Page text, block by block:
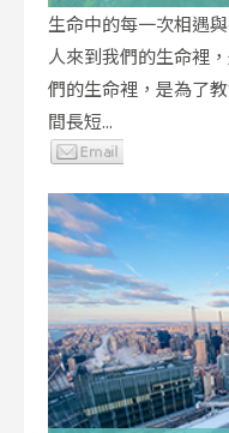
生命中的每一次相遇
人來到我們的生命裡
們的生命裡，是為了
間長短...